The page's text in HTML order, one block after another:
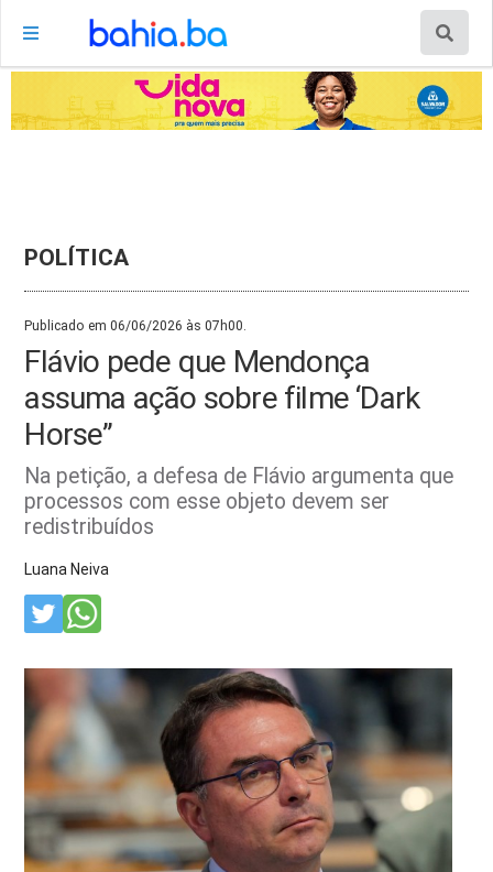
POLÍTICA
Publicado em 06/06/2026 às 07h00.
Flávio pede que Mendonça
assuma ação sobre filme ‘Dark
Horse”
Na petição, a defesa de Flávio argumenta que
processos com esse objeto devem ser
redistribuídos
Luana Neiva